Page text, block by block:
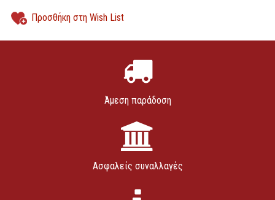
Προσθήκη στη Wish List
Άμεση παράδοση
Ασφαλείς συναλλαγές